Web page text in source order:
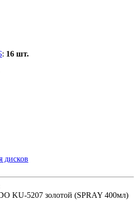
: 16 шт.
дисков
KU-5207 золотой (SPRAY 400мл)